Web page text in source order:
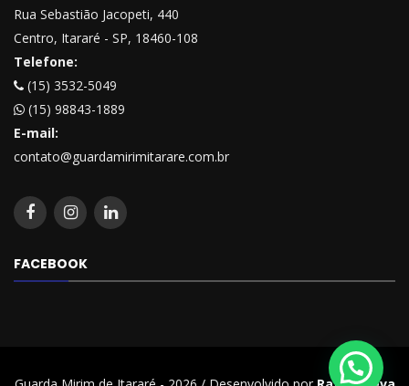
Rua Sebastião Jacopeti, 440
Centro, Itararé - SP, 18460-108
Telefone:
(15) 3532-5049
(15) 98843-1889
E-mail:
contato@guardamirimitarare.com.br
FACEBOOK